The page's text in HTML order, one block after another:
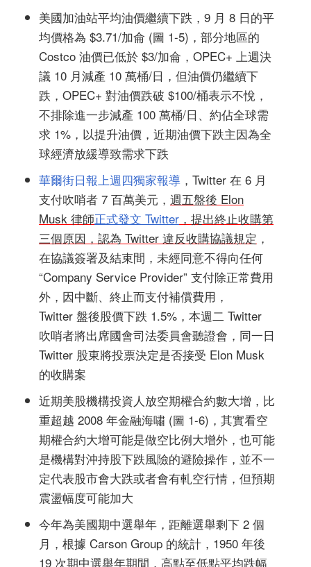
美國加油站平均油價繼續下跌，9 月 8 日的平
均價格為 $3.71/加侖 (圖 1-5)，部分地區的
Costco 油價已低於 $3/加侖，OPEC+ 上週決
議 10 月減產 10 萬桶/日，但油價仍繼續下
跌，OPEC+ 對油價跌破 $100/桶表示不悅，
不排除進一步減產 100 萬桶/日、約佔全球需
求 1%，以提升油價，近期油價下跌主因為全
球經濟放緩導致需求下跌
華爾街日報上週四獨家報導 ，Twitter 在 6 月
支付吹哨者 7 百萬美元， 週五盤後 Elon
Musk 律師正式發文 Twitter ，提出終止收購第
三個原因，認為 Twitter 違反收購協議規定 ，
在協議簽署及結束間，未經同意不得向任何
“Company Service Provider” 支付除正常費用
外，因中斷、終止而支付補償費用 ，
Twitter 盤後股價下跌 1.5% ，本週二 Twitter
吹哨者將出席國會司法委員會聽證會，同一日
Twitter 股東將投票決定是否接受 Elon Musk
的收購案
近期美股機構投資人放空期權合約數大增，比
重超越 2008 年金融海嘯 (圖 1-6)，其實看空
期權合約大增可能是做空比例大增外，也可能
是機構對沖持股下跌風險的避險操作，並不一
定代表股市會大跌或者會有軋空行情，但預期
震盪幅度可能加大
今年為美國期中選舉年，距離選舉剩下 2 個
月，根據 Carson Group 的統計，1950 年後
19 次期中選舉年期間，高點至低點平均跌幅